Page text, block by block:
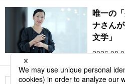
唯一の
ナさん
文学」